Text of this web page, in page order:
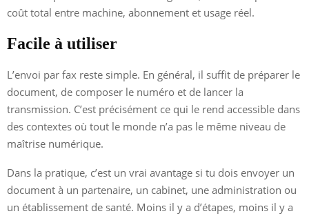
coût total entre machine, abonnement et usage réel.
Facile à utiliser
L’envoi par fax reste simple. En général, il suffit de préparer le
document, de composer le numéro et de lancer la
transmission. C’est précisément ce qui le rend accessible dans
des contextes où tout le monde n’a pas le même niveau de
maîtrise numérique.
Dans la pratique, c’est un vrai avantage si tu dois envoyer un
document à un partenaire, un cabinet, une administration ou
un établissement de santé. Moins il y a d’étapes, moins il y a